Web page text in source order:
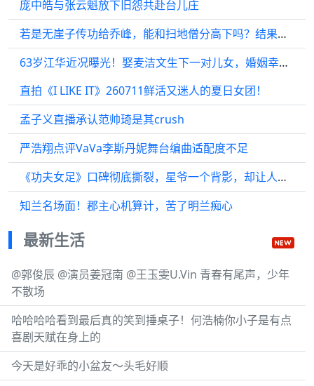
庞中皓与张云魁放下旧怨共赴台儿庄
若是无崖子传功给乔峰，能和扫地僧分高下吗？结果都已注定
63岁江华近况曝光！娶麦洁文生下一对儿女，婚姻幸福成人生赢家
直拍《I LIKE IT》260711鲜活又迷人的夏日女团！
孟子义直播承认范帅琦是其crush
严浩翔点评VaVa李斯丹妮舞台编曲适配度不足
《功夫女足》口碑彻底撕裂，星爷一个背影，却让人直接泪目！
知兰名场面！郡主心机算计，苦了明兰痴心
最新生活
@郭俊辰 @演员姜冠南 @王玉雯U.Vin 青春有尾声，少年
不散场
哈哈哈哈看到最后真的笑到捶桌子！何浩楠你小子是有点
喜剧天赋在身上的
今天是好乖的小盆友～头毛好顺